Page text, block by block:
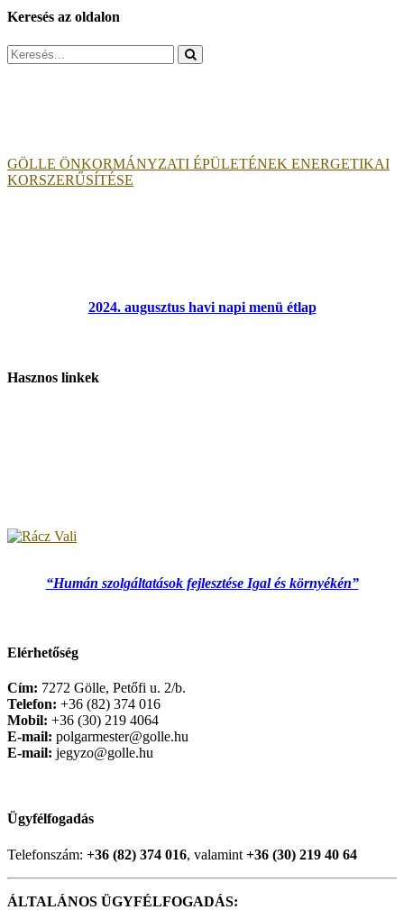
Keresés az oldalon
Search
for:
GÖLLE ÖNKORMÁNYZATI ÉPÜLETÉNEK ENERGETIKAI
KORSZERŰSÍTÉSE
2024. augusztus havi napi menü étlap
Hasznos linkek
“Humán szolgáltatások fejlesztése Igal és környékén”
Elérhetőség
Cím: 7272 Gölle, Petőfi u. 2/b.
Telefon: +36 (82) 374 016
Mobil: +36 (30) 219 4064
E-mail: polgarmester@golle.hu
E-mail: jegyzo@golle.hu
Ügyfélfogadás
Telefonszám: +36 (82) 374 016, valamint +36 (30) 219 40 64
ÁLTALÁNOS ÜGYFÉLFOGADÁS: